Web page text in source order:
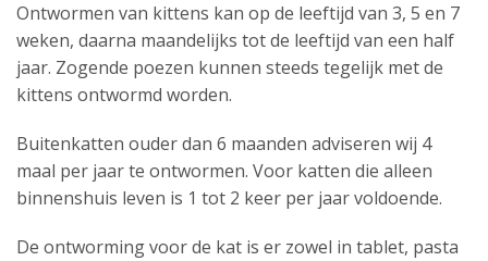
Openingstijden
Contact
Ontwormen van kittens kan op de leeftijd van 3, 5 en 7
weken, daarna maandelijks tot de leeftijd van een half
jaar. Zogende poezen kunnen steeds tegelijk met de
kittens ontwormd worden.
Buitenkatten ouder dan 6 maanden adviseren wij 4
maal per jaar te ontwormen. Voor katten die alleen
binnenshuis leven is 1 tot 2 keer per jaar voldoende.
De ontworming voor de kat is er zowel in tablet, pasta